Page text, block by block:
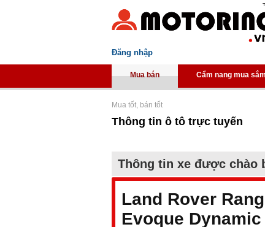
Đăng nhập
Mua bán Cẩm nang mua sắm
Mua tốt, bán tốt
Thông tin ô tô trực tuyến
Thông tin xe được chào
Land Rover
Evoque